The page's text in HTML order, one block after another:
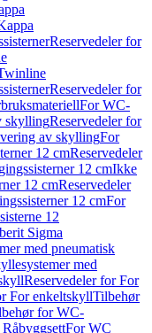
Reservedeler for
Reservedeler for
For WC-
skyllingReservedeler for
av skyllingFor
12 cmReservedeler
12 cmIkke
12 cmReservedeler
12 cmFor
12
Sigma
med pneumatisk
med
Reservedeler for For
For enkeltskyllTilbehør
for WC-
For WC